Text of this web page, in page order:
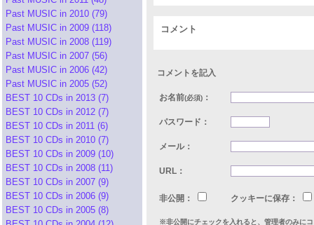
Past MUSIC in 2010 (79)
Past MUSIC in 2009 (118)
Past MUSIC in 2008 (119)
Past MUSIC in 2007 (56)
Past MUSIC in 2006 (42)
Past MUSIC in 2005 (52)
BEST 10 CDs in 2013 (7)
BEST 10 CDs in 2012 (7)
BEST 10 CDs in 2011 (6)
BEST 10 CDs in 2010 (7)
BEST 10 CDs in 2009 (10)
BEST 10 CDs in 2008 (11)
BEST 10 CDs in 2007 (9)
BEST 10 CDs in 2006 (9)
BEST 10 CDs in 2005 (8)
コメント
コメントを記入
お名前(必須) ：
パスワード：
メール：
URL：
非公開： クッキーに保存：
※非公開にチェックを入れると、管理者のみに